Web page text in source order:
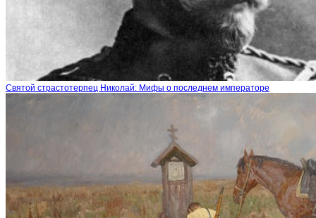
Святой страстотерпец Николай: Мифы о последнем императоре